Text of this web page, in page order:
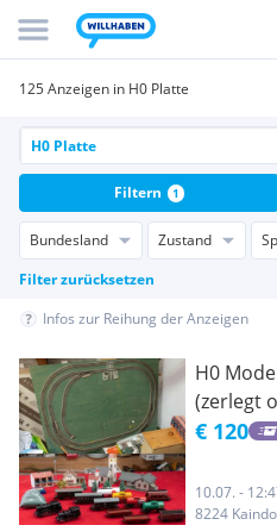
125 Anzeigen in H0 Platte
Bundesland Zustand
Filter zurücksetzen
Filtern 1
Infos zur Reihung der Anzeigen
H0
(zerlegt
€ 120
10.07. -
8224